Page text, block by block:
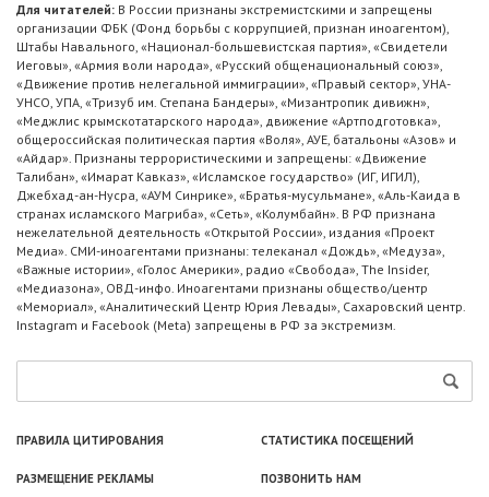
Для читателей: В России признаны экстремистскими и запрещены
организации ФБК (Фонд борьбы с коррупцией, признан иноагентом),
Штабы Навального, «Национал-большевистская партия», «Свидетели
Иеговы», «Армия воли народа», «Русский общенациональный союз»,
«Движение против нелегальной иммиграции», «Правый сектор», УНА-
УНСО, УПА, «Тризуб им. Степана Бандеры», «Мизантропик дивижн»,
«Меджлис крымскотатарского народа», движение «Артподготовка»,
общероссийская политическая партия «Воля», АУЕ, батальоны «Азов» и
«Айдар». Признаны террористическими и запрещены: «Движение
Талибан», «Имарат Кавказ», «Исламское государство» (ИГ, ИГИЛ),
Джебхад-ан-Нусра, «АУМ Синрике», «Братья-мусульмане», «Аль-Каида в
странах исламского Магриба», «Сеть», «Колумбайн». В РФ признана
нежелательной деятельность «Открытой России», издания «Проект
Медиа». СМИ-иноагентами признаны: телеканал «Дождь», «Медуза»,
«Важные истории», «Голос Америки», радио «Свобода», The Insider,
«Медиазона», ОВД-инфо. Иноагентами признаны общество/центр
«Мемориал», «Аналитический Центр Юрия Левады», Сахаровский центр.
Instagram и Facebook (Metа) запрещены в РФ за экстремизм.
ПРАВИЛА ЦИТИРОВАНИЯ СТАТИСТИКА ПОСЕЩЕНИЙ
РАЗМЕЩЕНИЕ РЕКЛАМЫ ПОЗВОНИТЬ НАМ